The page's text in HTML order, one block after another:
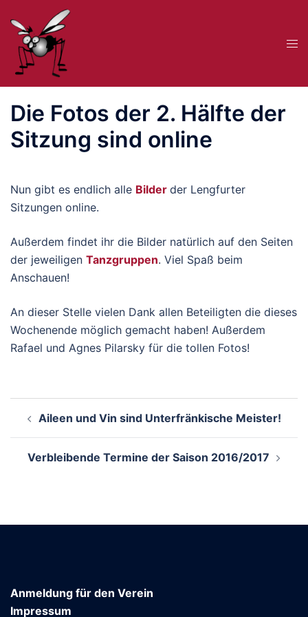
Inhalt
springen
Die Fotos der 2. Hälfte der
Sitzung sind online
Nun gibt es endlich alle Bilder der Lengfurter
Sitzungen online.
Außerdem findet ihr die Bilder natürlich auf den Seiten
der jeweiligen Tanzgruppen. Viel Spaß beim
Anschauen!
An dieser Stelle vielen Dank allen Beteiligten die dieses
Wochenende möglich gemacht haben! Außerdem
Rafael und Agnes Pilarsky für die tollen Fotos!
Aileen und Vin sind Unterfränkische Meister!
Verbleibende Termine der Saison 2016/2017
Anmeldung für den Verein
Impressum